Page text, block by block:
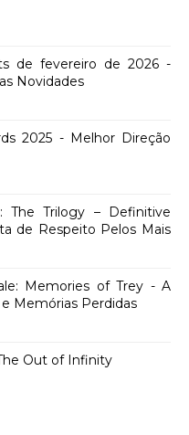
de fevereiro de 2026 -
Novidades
2025 - Melhor Direção
The Trilogy – Definitive
de Respeito Pelos Mais
Memories of Trey - A
Memórias Perdidas
Out of Infinity